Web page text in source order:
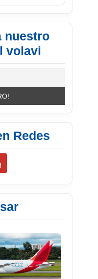
nuestro
volavi
Redes